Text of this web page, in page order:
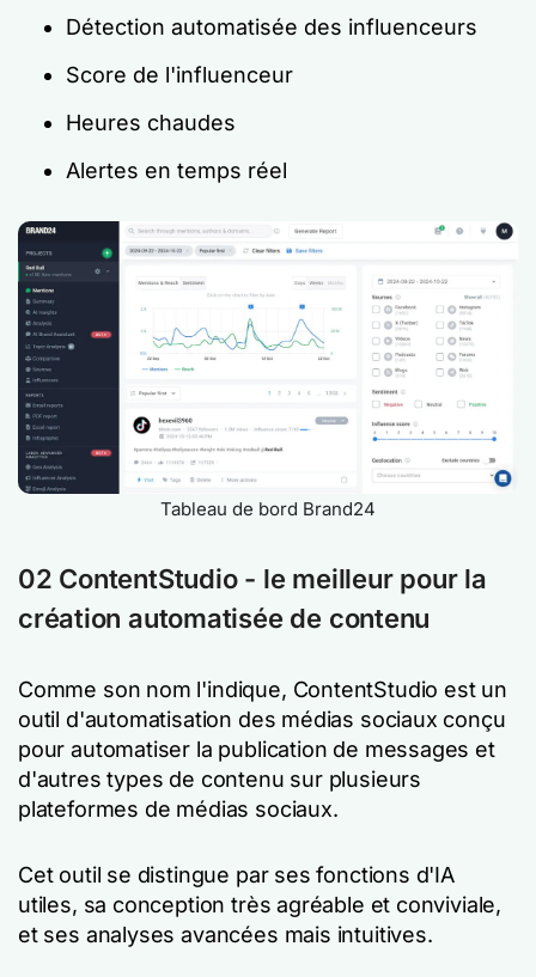
Détection automatisée des influenceurs
Score de l'influenceur
Heures chaudes
Alertes en temps réel
Tableau de bord Brand24
02 ContentStudio - le meilleur pour la
création automatisée de contenu
Comme son nom l'indique, ContentStudio est un
outil d'automatisation des médias sociaux conçu
pour automatiser la publication de messages et
d'autres types de contenu sur plusieurs
plateformes de médias sociaux.
Cet outil se distingue par ses fonctions d'IA
utiles, sa conception très agréable et conviviale,
et ses analyses avancées mais intuitives.